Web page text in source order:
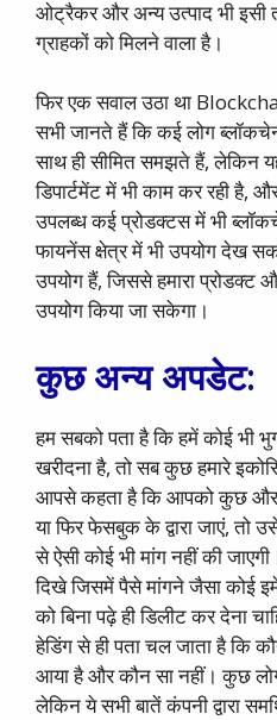
ओट्रैकर और अन्य उत्पाद भी इसी
ग्राहकों को मिलने वाला है।
फिर एक सवाल उठा था
सभी जानते हैं कि कई लोग
साथ ही सीमित समझते हैं, लेकिन
डिपार्टमेंट में भी काम कर रही है,
उपलब्ध कई प्रोडक्टस में भी
फायनेंस क्षेत्र में भी उपयोग देख
उपयोग हैं, जिससे हमारा प्रोडक्ट
उपयोग किया जा सकेगा।
कुछ अन्य अपडेट:
हम सबको पता है कि हमें कोई भी
खरीदना है, तो सब कुछ हमारे
आपसे कहता है कि आपको कुछ और
या फिर फेसबुक के द्वारा जाएं, तो
से ऐसी कोई भी मांग नहीं की
दिखे जिसमें पैसे मांगने जैसा कोई
को बिना पढ़े ही डिलीट कर देना
हेडिंग से ही पता चल जाता है कि
आया है और कौन सा नहीं। कुछ
लेकिन ये सभी बातें कंपनी द्वारा